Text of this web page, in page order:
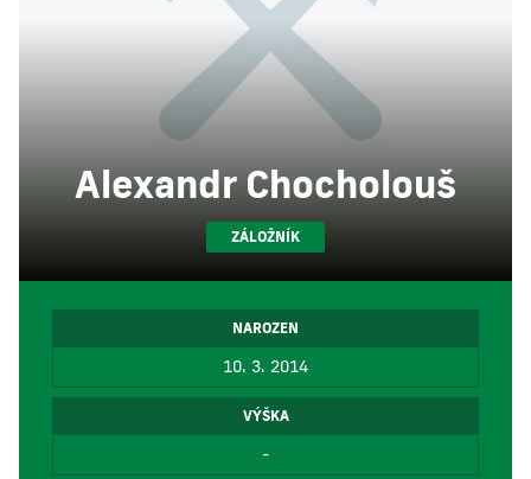
Alexandr Chocholouš
ZÁLOŽNÍK
NAROZEN
10. 3. 2014
VÝŠKA
-